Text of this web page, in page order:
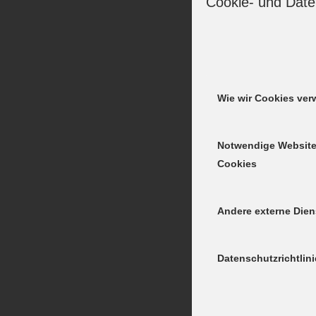
Wie wir Cookies
Notwendige Website
Cookies
Andere externe